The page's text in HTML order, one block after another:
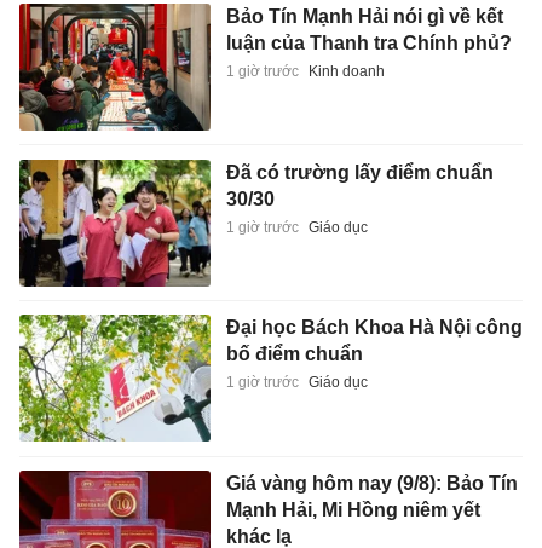
Bảo Tín Mạnh Hải nói gì về kết
luận của Thanh tra Chính phủ?
1 giờ trước Kinh doanh
Đã có trường lấy điểm chuẩn
30/30
1 giờ trước Giáo dục
Đại học Bách Khoa Hà Nội công
bố điểm chuẩn
1 giờ trước Giáo dục
Giá vàng hôm nay (9/8): Bảo Tín
Mạnh Hải, Mi Hồng niêm yết
khác lạ